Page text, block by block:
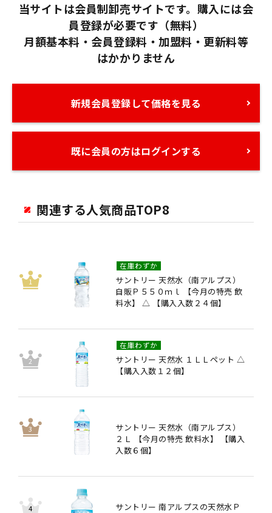
当サイトは会員制卸売サイトです。購入には会
員登録が必要です（無料）
月額基本料・会員登録料・加盟料・更新料等
はかかりません
新規会員登録して価格を見る
既に会員の方はログインする
関連する人気商品TOP8
サントリー 天然水（南アルプス）
自販Ｐ５５０ｍｌ 【今月の特売 飲
料水】 △ 【購入入数２４個】
在庫わずか
サントリー 天然水 １ＬＬペット △
【購入入数１２個】
在庫わずか
サントリー 天然水（南アルプス）
２Ｌ 【今月の特売 飲料水】 【購入
入数６個】
サントリー 南アルプスの天然水Ｐ